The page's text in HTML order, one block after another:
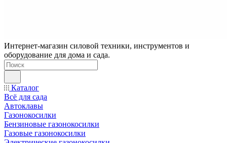
Интернет-магазин силовой техники, инструментов и
оборудование для дома и сада.
Каталог
Всё для сада
Автоклавы
Газонокосилки
Бензиновые газонокосилки
Газовые газонокосилки